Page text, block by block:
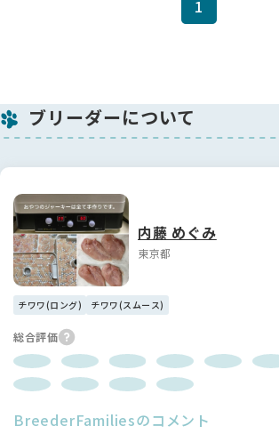
1
ブリーダーについて
内藤 めぐみ
東京都
チワワ(ロング) チワワ(スムース)
総合評価
BreederFamiliesのコメント